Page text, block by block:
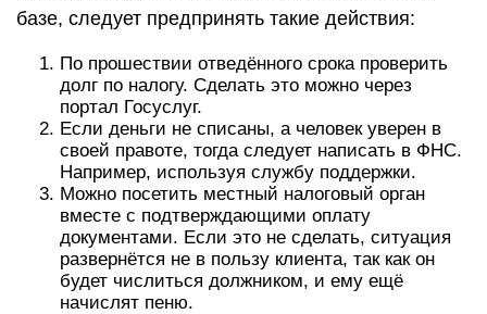
базе, следует предпринять такие действия:
По прошествии отведённого срока проверить
долг по налогу. Сделать это можно через
портал Госуслуг.
Если деньги не списаны, а человек уверен в
своей правоте, тогда следует написать в ФНС.
Например, используя службу поддержки.
Можно посетить местный налоговый орган
вместе с подтверждающими оплату
документами. Если это не сделать, ситуация
развернётся не в пользу клиента, так как он
будет числиться должником, и ему ещё
начислят пеню.